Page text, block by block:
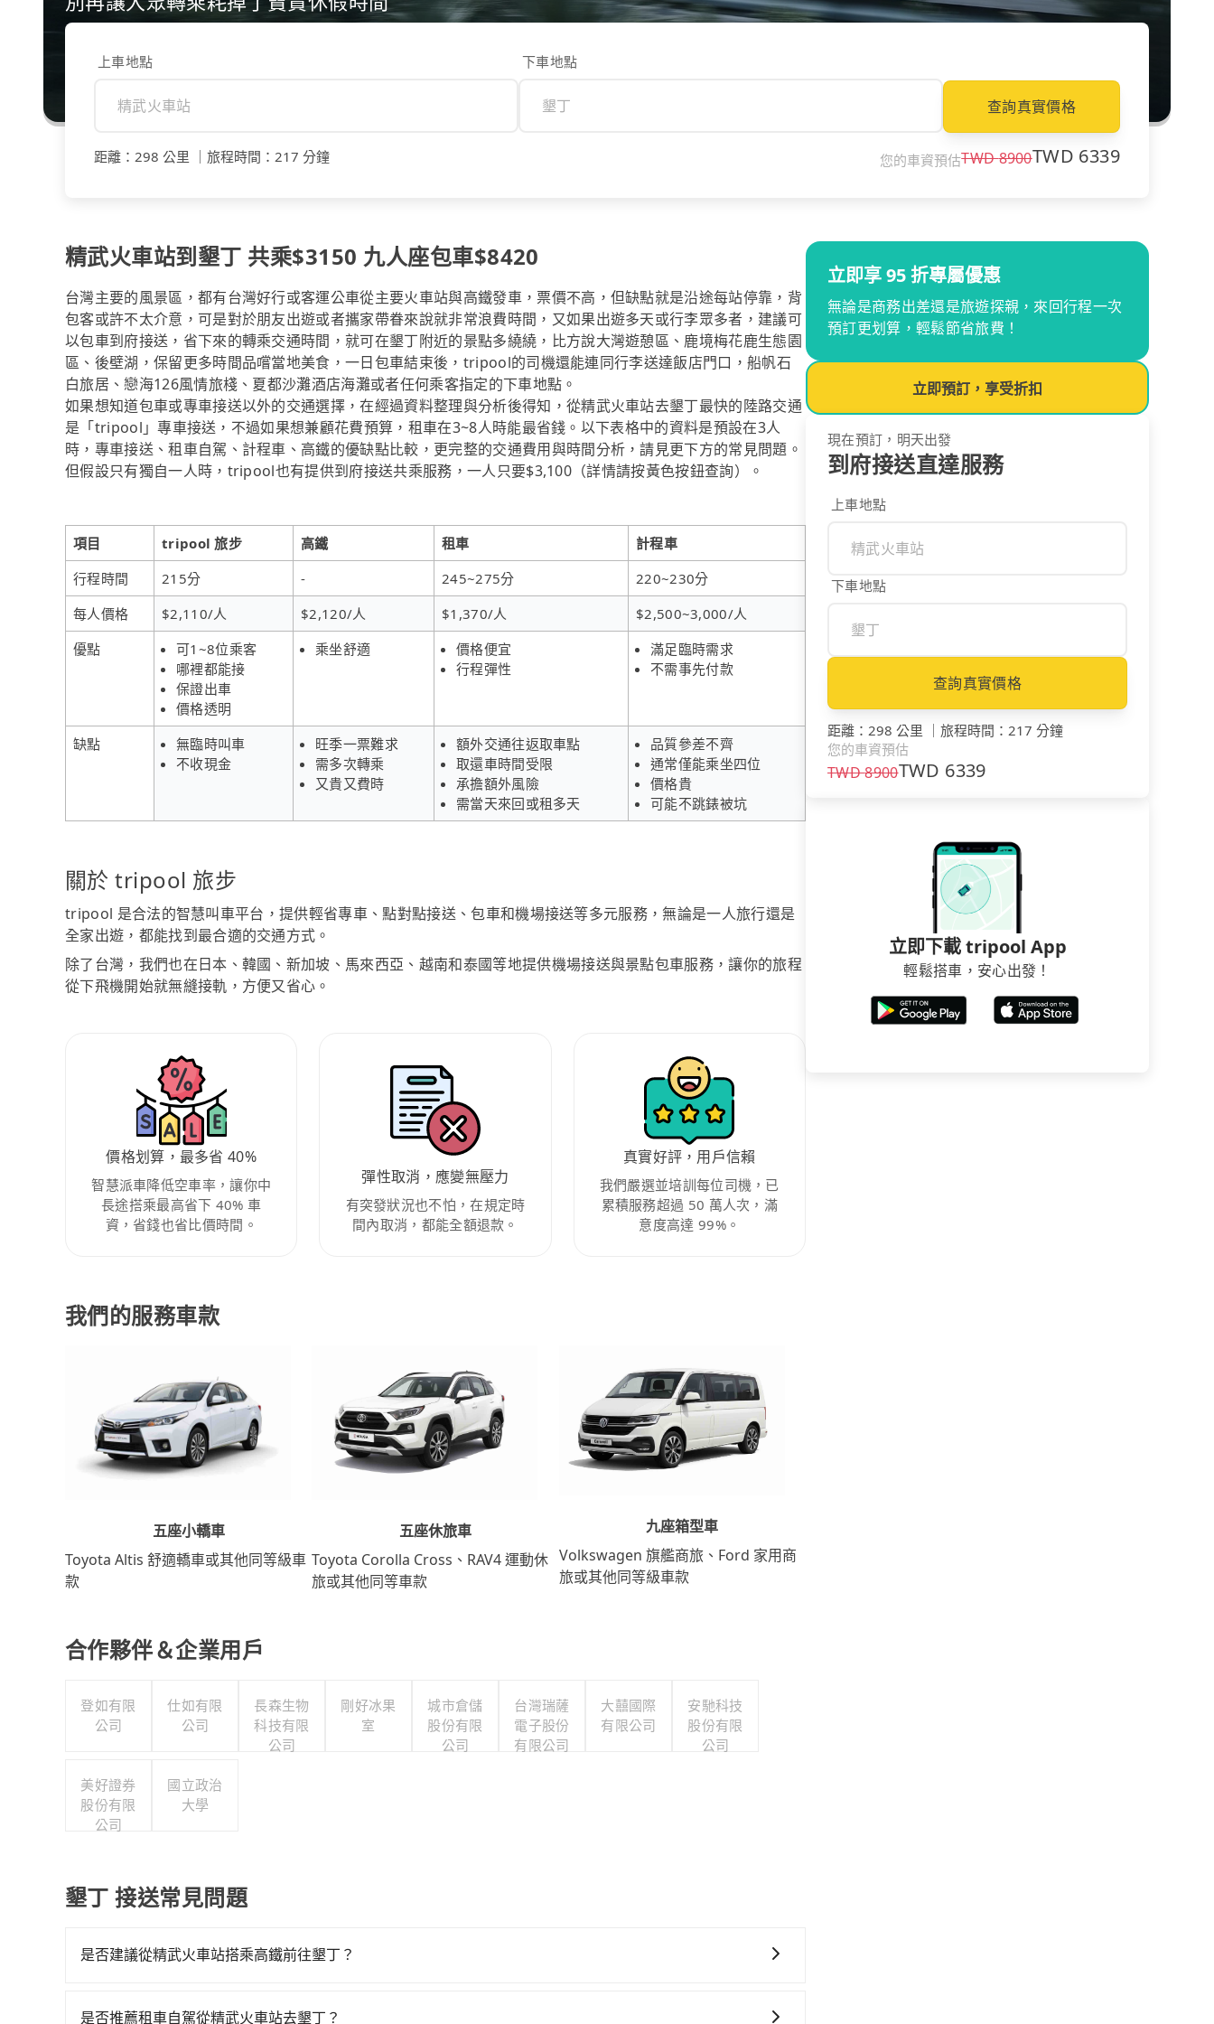
上車地點 下車地點
查詢真實價格
距離 ： 298 公里 旅程時間 ： 217 分鐘 您的車資預估TWD8900TWD 6339
精武火車站到墾丁 共乘$3150 九人座包車$8420
台灣主要的風景區，都有台灣好行或客運公車從主要火車站與高鐵發車，票價不高，但缺點就是沿途每站停靠，背
包客或許不太介意，可是對於朋友出遊或者攜家帶眷來說就非常浪費時間，又如果出遊多天或行李眾多者，建議可
以包車到府接送，省下來的轉乘交通時間，就可在墾丁附近的景點多繞繞，比方說大灣遊憩區、鹿境梅花鹿生態園
區、後壁湖，保留更多時間品嚐當地美食，一日包車結束後，tripool的司機還能連同行李送達飯店門口，船帆石
白旅居、戀海126風情旅棧、夏都沙灘酒店海灘或者任何乘客指定的下車地點。
如果想知道包車或專車接送以外的交通選擇，在經過資料整理與分析後得知，從精武火車站去墾丁最快的陸路交通
是「tripool」專車接送，不過如果想兼顧花費預算，租車在3~8人時能最省錢。以下表格中的資料是預設在3人
時，專車接送、租車自駕、計程車、高鐵的優缺點比較，更完整的交通費用與時間分析，請見更下方的常見問題。
但假設只有獨自一人時，tripool也有提供到府接送共乘服務，一人只要$3,100（詳情請按黃色按鈕查詢）。
項目 tripool 旅步 高鐵 租車
計程車
行程時間
215分 - 245~275分
220~230分
每人價格
$2,110/人 $2,120/人 $1,370/人
$2,500~3,000/人
優點
可1~8位乘客
哪裡都能接
保證出車
價格透明
乘坐舒適
價格便宜
行程彈性
滿足臨時需求
不需事先付款
缺點
無臨時叫車
不收現金
旺季一票難求
需多次轉乘
又貴又費時
額外交通往返取車點
取還車時間受限
承擔額外風險
需當天來回或租多天
品質參差不齊
通常僅能乘坐四位
價格貴
可能不跳錶被坑
關於 tripool 旅步
tripool 是合法的智慧叫車平台，提供輕省專車、點對點接送、包車和機場接送等多元服務，無論是一人旅行還是
全家出遊，都能找到最合適的交通方式。
除了台灣，我們也在日本、韓國、新加坡、馬來西亞、越南和泰國等地提供機場接送與景點包車服務，讓你的旅程
從下飛機開始就無縫接軌，方便又省心。
價格划算，最多省 40%
智慧派車降低空車率，讓你中
長途搭乘最高省下 40% 車
資，省錢也省比價時間。
彈性取消，應變無壓力
有突發狀況也不怕，在規定時
間內取消，都能全額退款。
真實好評，用戶信賴
我們嚴選並培訓每位司機，已
累積服務超過 50 萬人次，滿
意度高達 99%。
我們的服務車款
五座小轎車
Toyota Altis 舒適轎車或其他同等級車
款
五座休旅車
Toyota Corolla Cross、RAV4 運動休
旅或其他同等車款
九座箱型車
Volkswagen 旗艦商旅、Ford 家用商
旅或其他同等級車款
合作夥伴＆企業用戶
登如有限
公司
仕如有限
公司
長森生物
科技有限
公司
剛好冰果
室
城市倉儲
股份有限
公司
台灣瑞薩
電子股份
有限公司
大囍國際
有限公司
安馳科技
股份有限
公司
美好證券
股份有限
公司
國立政治
大學
墾丁 接送常見問題
是否建議從精武火車站搭乘高鐵前往墾丁？
高鐵可搭乘。假設從精武火車站 (台中市東區) 前往最靠近的台中高鐵站，叫一輛計程車花費約400元、車程約32
是否推薦租車自駕從精武火車站去墾丁？
立即享 95 折專屬優惠
無論是商務出差還是旅遊探親，來回行程一次
預訂更划算，輕鬆節省旅費！
立即預訂，享受折扣
現在預訂，明天出發
到府接送直達服務
上車地點
下車地點
查詢真實價格
距離 ： 298 公里 ｜ 旅程時間 ： 217 分鐘
您的車資預估
TWD8900TWD 6339
立即下載 tripool App
輕鬆搭車，安心出發！